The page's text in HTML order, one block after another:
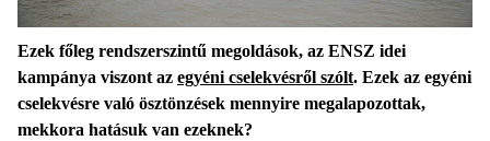
Ezek főleg rendszerszintű megoldások, az ENSZ idei
kampánya viszont az egyéni cselekvésről szólt. Ezek az egyéni
cselekvésre való ösztönzések mennyire megalapozottak,
mekkora hatásuk van ezeknek?